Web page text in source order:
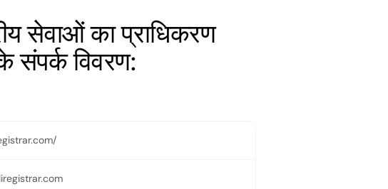
सेवाओं का प्राधिकरण
विवरण: